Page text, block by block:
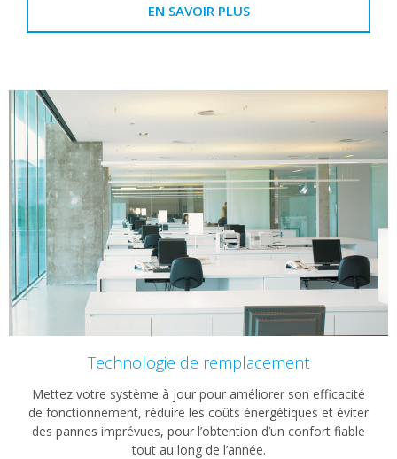
EN SAVOIR PLUS
Technologie de remplacement
Mettez votre système à jour pour améliorer son efficacité
de fonctionnement, réduire les coûts énergétiques et éviter
des pannes imprévues, pour l’obtention d’un confort fiable
tout au long de l’année.